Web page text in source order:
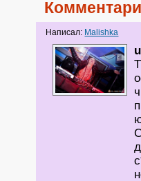
Написал: Malishka